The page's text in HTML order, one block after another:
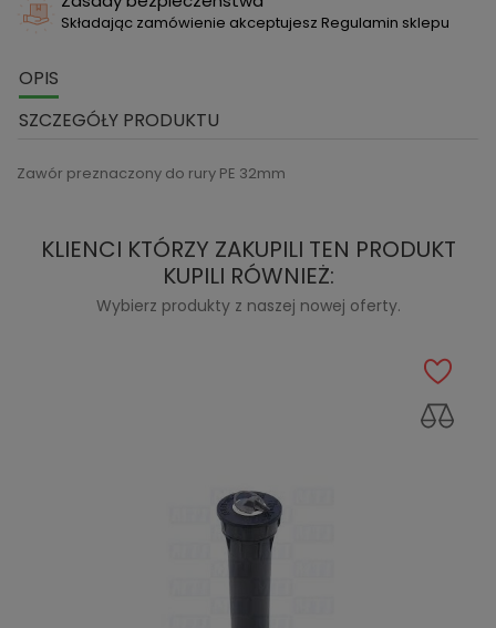
Składając zamówienie akceptujesz Regulamin sklepu
OPIS
SZCZEGÓŁY PRODUKTU
Zawór preznaczony do rury PE 32mm
KLIENCI KTÓRZY ZAKUPILI TEN PRODUKT
KUPILI RÓWNIEŻ:
Wybierz produkty z naszej nowej oferty.